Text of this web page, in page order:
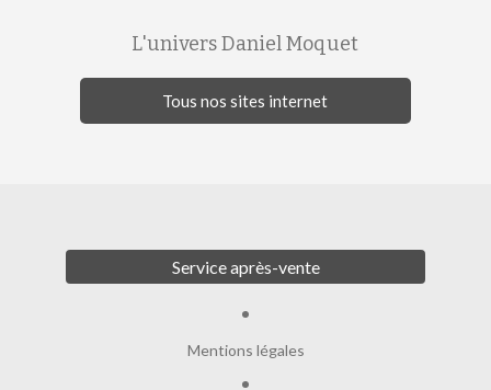
L'univers Daniel Moquet
Tous nos sites internet
Service après-vente
Mentions légales